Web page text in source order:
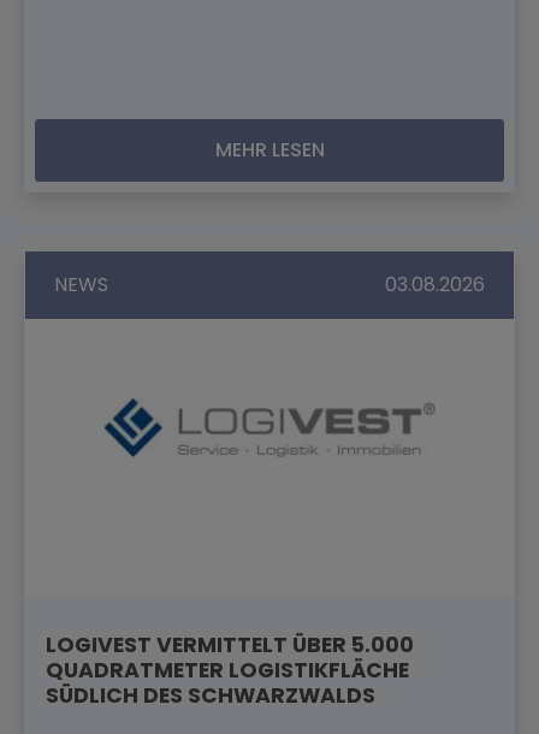
MEHR LESEN
NEWS 03.08.2026
LOGIVEST VERMITTELT ÜBER 5.000
QUADRATMETER LOGISTIKFLÄCHE
SÜDLICH DES SCHWARZWALDS